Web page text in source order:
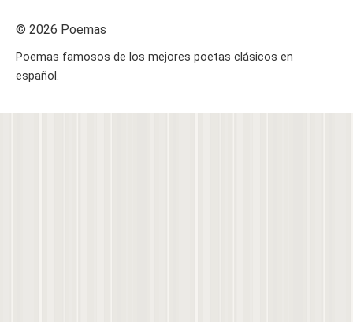
© 2026 Poemas
Poemas famosos de los mejores poetas clásicos en
español.